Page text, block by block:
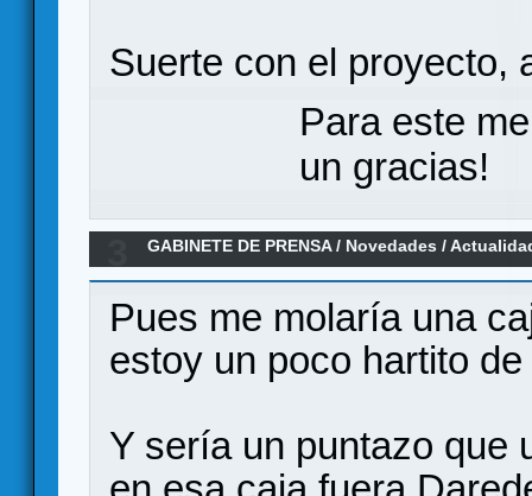
Suerte con el proyecto,
Para este
un gracias!
GABINETE DE PRENSA/ Novedades /
Pues me molaría una
estoy un poco hartito
Y sería un puntazo que